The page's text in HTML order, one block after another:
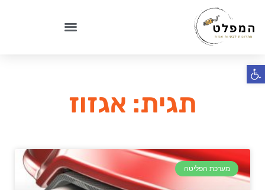
פתח סרגל נגישות
תגית: אגזוז
מערכת הפליטה